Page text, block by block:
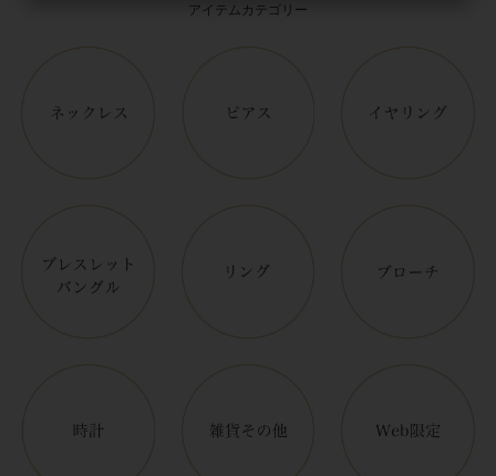
アイテムカテゴリー